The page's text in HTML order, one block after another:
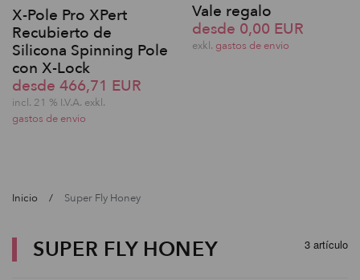
X-Pole Pro XPert
Recubierto de
Silicona Spinning Pole
con X-Lock
desde 466,71 EUR
incl. 21 % I.V.A. exkl.
gastos de envio
Vale regalo
desde 0,00 EUR
exkl. gastos de envio
Inicio Super Fly Honey
SUPER FLY HONEY 3 artículo